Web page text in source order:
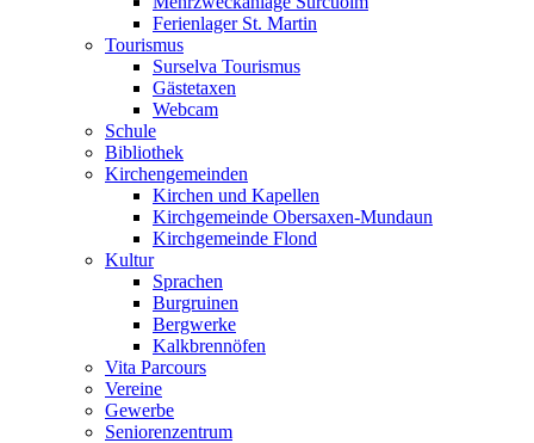
Ferienlager St. Martin
Tourismus
Surselva Tourismus
Gästetaxen
Webcam
Schule
Bibliothek
Kirchengemeinden
Kirchen und Kapellen
Kirchgemeinde Obersaxen-Mundaun
Kirchgemeinde Flond
Kultur
Sprachen
Burgruinen
Bergwerke
Kalkbrennöfen
Vita Parcours
Vereine
Gewerbe
Seniorenzentrum